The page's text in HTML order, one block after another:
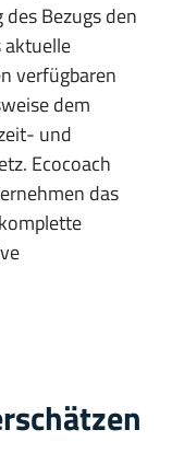
Bezugs den
verfügbaren
dem
und
Ecocoach
das